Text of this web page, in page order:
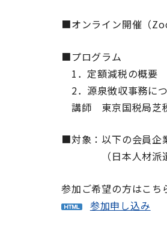
■オンライン開催（
■プログラム
1．定額減税の概要
2．源泉徴収事務に
講師 東京国税局芝
■対象：以下の会員企
（日本人材派遣協
参加ご希望の方はこち
参加申し込み